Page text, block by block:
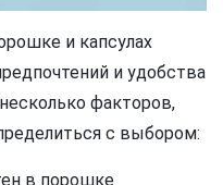
и капсулах
и удобства
факторов,
с выбором:
в порошке